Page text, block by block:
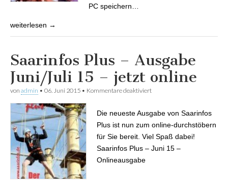
PC speichern…
weiterlesen →
Saarinfos Plus – Ausgabe
Juni/Juli 15 – jetzt online
von admin • 06. Juni 2015 • Kommentare deaktiviert
Die neueste Ausgabe von Saarinfos
Plus ist nun zum online-durchstöbern
für Sie bereit. Viel Spaß dabei!
Saarinfos Plus – Juni 15 –
Onlineausgabe